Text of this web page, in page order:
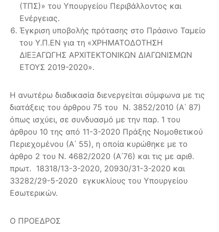
(ΤΠΣ)» του Υπουργείου Περιβάλλοντος και
Ενέργειας.
Έγκριση υποβολής πρότασης στο Πράσινο Ταμείο
του Υ.Π.ΕΝ για τη «ΧΡΗΜΑΤΟΔΟΤΗΣΗ
ΔΙΕΞΑΓΩΓΗΣ ΑΡΧΙΤΕΚΤΟΝΙΚΩΝ ΔΙΑΓΩΝΙΣΜΩΝ
ΕΤΟΥΣ 2019-2020».
Η ανωτέρω διαδικασία διενεργείται σύμφωνα με τις
διατάξεις του άρθρου 75 του Ν. 3852/2010 (Α΄ 87)
όπως ισχύει, σε συνδυασμό με την παρ. 1 του
άρθρου 10 της από 11-3-2020 Πράξης Νομοθετικού
Περιεχομένου (Α΄ 55), η οποία κυρώθηκε με το
άρθρο 2 του Ν. 4682/2020 (Α΄76) και τις με αριθ.
πρωτ. 18318/13-3-2020, 20930/31-3-2020 και
33282/29-5-2020 εγκυκλίους του Υπουργείου
Εσωτερικών.
Ο ΠΡΟΕΔΡΟΣ